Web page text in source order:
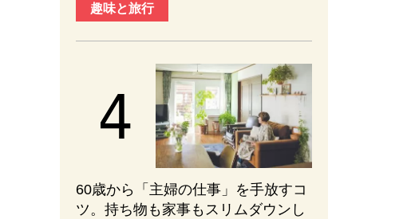
趣味と旅行
60歳から「主婦の仕事」を手放すコ
ツ。持ち物も家事もスリムダウンし